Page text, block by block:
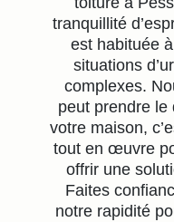
tranquillité
est habituée
situations
complexes.
peut prendre le
votre maison,
tout en œuvre
offrir une
Faites
notre rapidité